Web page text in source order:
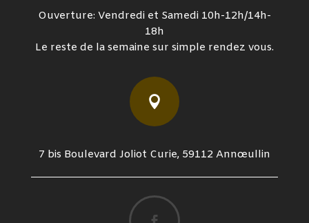
Ouverture: Vendredi et Samedi 10h-12h/14h-
18h
Le reste de la semaine sur simple rendez vous.

7 bis Boulevard Joliot Curie, 59112 Annœullin